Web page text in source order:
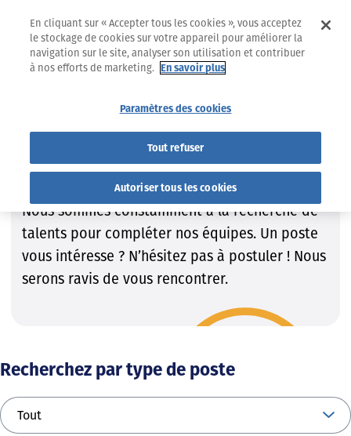
Trouvez le job qui VOUS convient !
Trouvez le job qui VOUS
convient !
Nous sommes constamment à la recherche de
talents pour compléter nos équipes. Un poste
vous intéresse ? N’hésitez pas à postuler ! Nous
serons ravis de vous rencontrer.
Recherchez par type de poste
En cliquant sur « Accepter tous les cookies », vous acceptez
le stockage de cookies sur votre appareil pour améliorer la
navigation sur le site, analyser son utilisation et contribuer
à nos efforts de marketing. En savoir plus
Paramètres des cookies
Tout refuser
Autoriser tous les cookies